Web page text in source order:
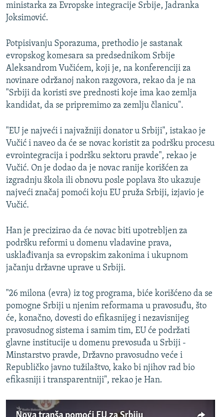
ministarka za Evropske integracije Srbije, Jadranka
Joksimović.
Potpisivanju Sporazuma, prethodio je sastanak
evropskog komesara sa predsednikom Srbije
Aleksandrom Vučićem, koji je, na konferenciji za
novinare održanoj nakon razgovora, rekao da je na
"Srbiji da koristi sve prednosti koje ima kao zemlja
kandidat, da se pripremimo za zemlju članicu".
"EU je najveći i najvažniji donator u Srbiji", istakao je
Vučić i naveo da će se novac koristit za podršku procesu
evrointegracija i podršku sektoru pravde", rekao je
Vučić. On je dodao da je novac ranije korišćen za
izgradnju škola ili obnovu posle poplava što ukazuje
najveći značaj pomoći koju EU pruža Srbiji, izjavio je
Vučić.
Han je precizirao da će novac biti upotrebljen za
podršku reformi u domenu vladavine prava,
usklađivanja sa evropskim zakonima i ukupnom
jačanju državne uprave u Srbiji.
"26 milona (evra) iz tog programa, biće korišćeno da se
pomogne Srbiji u njenim reformama u pravosuđu, što
će, konačno, dovesti do efikasnijeg i nezavisnijeg
pravosudnog sistema i samim tim, EU će podržati
glavne institucije u domenu prevosuđa u Srbiji -
Minstarstvo pravde, Državno pravosudno veće i
Republičko javno tužilaštvo, kako bi njihov rad bio
efikasniji i transparentniji", rekao je Han.